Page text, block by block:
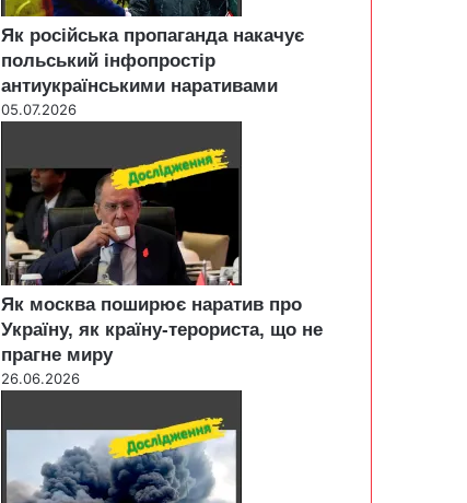
Як російська пропаганда накачує
польський інфопростір
антиукраїнськими наративами
05.07.2026
Як москва поширює наратив про
Україну, як країну-терориста, що не
прагне миру
26.06.2026